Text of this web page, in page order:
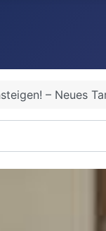
– Neues